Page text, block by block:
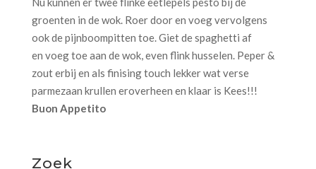
groenten in de wok. Roer door en voeg vervolgens
ook de pijnboompitten toe. Giet de spaghetti af
en voeg toe aan de wok, even flink husselen. Peper &
zout erbij en als finising touch lekker wat verse
parmezaan krullen eroverheen en klaar is Kees!!!
Buon Appetito
Zoek